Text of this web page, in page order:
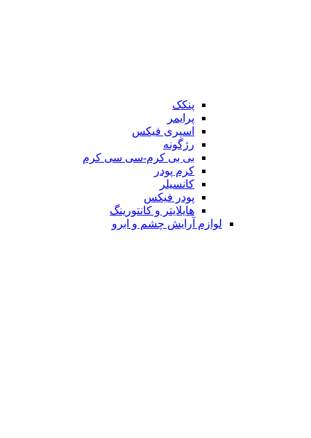
پنکک
پرایمر
اسپری فیکس
رژگونه
بی بی کرم-سی سی کرم
کرم پودر
کانسیلر
پودر فیکس
هایلایتر و کانتورینگ
لوازم آرایش چشم و ابرو